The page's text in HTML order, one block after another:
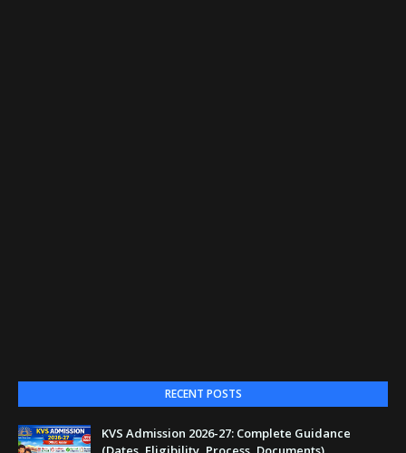
RECENT POSTS
KVS Admission 2026-27: Complete Guidance